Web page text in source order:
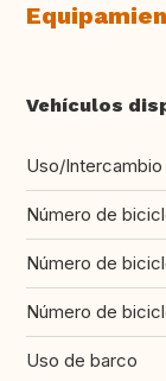
Vehículos
Uso/
Número de
Número de
Número de
Uso de barco